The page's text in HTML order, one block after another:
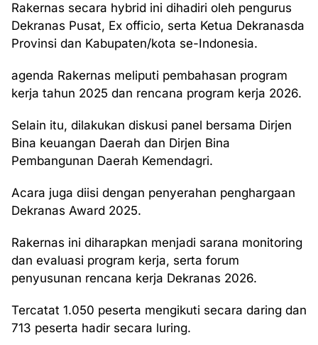
Rakernas secara hybrid ini dihadiri oleh pengurus
Dekranas Pusat, Ex officio, serta Ketua Dekranasda
Provinsi dan Kabupaten/kota se-Indonesia.
agenda Rakernas meliputi pembahasan program
kerja tahun 2025 dan rencana program kerja 2026.
Selain itu, dilakukan diskusi panel bersama Dirjen
Bina keuangan Daerah dan Dirjen Bina
Pembangunan Daerah Kemendagri.
Acara juga diisi dengan penyerahan penghargaan
Dekranas Award 2025.
Rakernas ini diharapkan menjadi sarana monitoring
dan evaluasi program kerja, serta forum
penyusunan rencana kerja Dekranas 2026.
Tercatat 1.050 peserta mengikuti secara daring dan
713 peserta hadir secara luring.